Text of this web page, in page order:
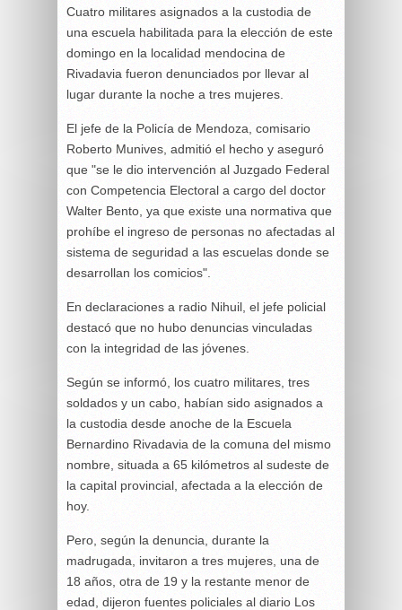
Cuatro militares asignados a la custodia de
una escuela habilitada para la elección de este
domingo en la localidad mendocina de
Rivadavia fueron denunciados por llevar al
lugar durante la noche a tres mujeres.
El jefe de la Policía de Mendoza, comisario
Roberto Munives, admitió el hecho y aseguró
que "se le dio intervención al Juzgado Federal
con Competencia Electoral a cargo del doctor
Walter Bento, ya que existe una normativa que
prohíbe el ingreso de personas no afectadas al
sistema de seguridad a las escuelas donde se
desarrollan los comicios".
En declaraciones a radio Nihuil, el jefe policial
destacó que no hubo denuncias vinculadas
con la integridad de las jóvenes.
Según se informó, los cuatro militares, tres
soldados y un cabo, habían sido asignados a
la custodia desde anoche de la Escuela
Bernardino Rivadavia de la comuna del mismo
nombre, situada a 65 kilómetros al sudeste de
la capital provincial, afectada a la elección de
hoy.
Pero, según la denuncia, durante la
madrugada, invitaron a tres mujeres, una de
18 años, otra de 19 y la restante menor de
edad, dijeron fuentes policiales al diario Los